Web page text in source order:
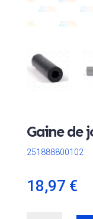
Gaine de
251888800102
18,97 €